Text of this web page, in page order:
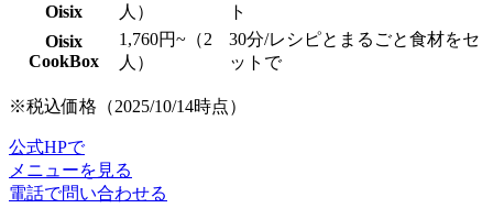
Oisix
人）
ト
Oisix
CookBox
1,760円~（2
人）
30分/レシピとまるごと食材をセ
ットで
※税込価格（2025/10/14時点）
公式HPで
メニューを見る
電話で問い合わせる